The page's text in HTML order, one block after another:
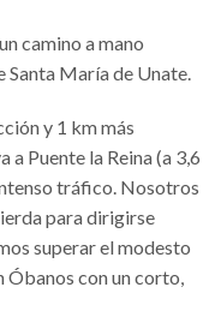
camino a mano
Santa María de Unate.
y 1 km más
a Puente la Reina (a 3,6
tráfico. Nosotros
para dirigirse
superar el modesto
Óbanos con un corto,